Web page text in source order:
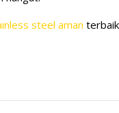
steel aman